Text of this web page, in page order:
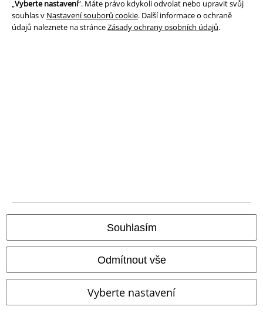
„Vyberte nastavení“. Máte právo kdykoli odvolat nebo upravit svůj
souhlas v Nastavení souborů cookie. Další informace o ochraně
údajů naleznete na stránceZásady ochrany osobních údajů.
Souhlasím
Odmítnout vše
Vyberte nastavení
Doprava